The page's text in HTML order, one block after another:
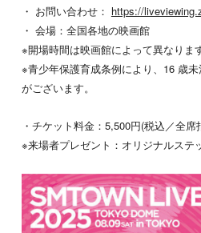
・ お問い合わせ： https://
・ 会場：全国各地の映画館
※開場時間は映画館によって異なります
※青少年保護育成条例により、16 歳
がございます。
・チケット料金：5,500円(税込／全
※来場者プレゼント：オリジナルステ